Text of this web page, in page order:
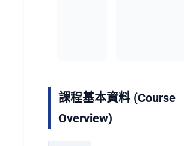
課程基本資料 (Course
Overview)